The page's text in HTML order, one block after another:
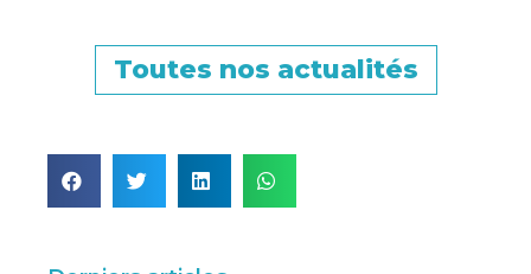
Toutes nos actualités